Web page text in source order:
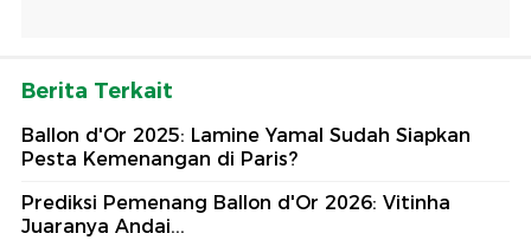
Berita Terkait
Ballon d'Or 2025: Lamine Yamal Sudah Siapkan
Pesta Kemenangan di Paris?
Prediksi Pemenang Ballon d'Or 2026: Vitinha
Juaranya Andai...